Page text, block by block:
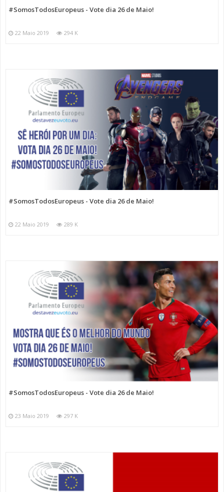
#SomosTodosEuropeus - Vote dia 26 de Maio!
22 Maio 2019 294 K
#SomosTodosEuropeus - Vote dia 26 de Maio!
22 Maio 2019 289 K
#SomosTodosEuropeus - Vote dia 26 de Maio!
23 Maio 2019 297 K